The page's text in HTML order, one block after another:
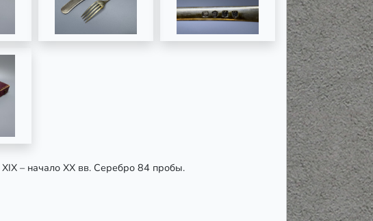
XIX – начало ХХ вв. Серебро 84 пробы.